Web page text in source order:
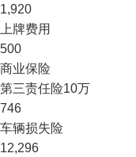
1,920
上牌费用
500
商业保险
第三责任险10万
746
车辆损失险
12,296